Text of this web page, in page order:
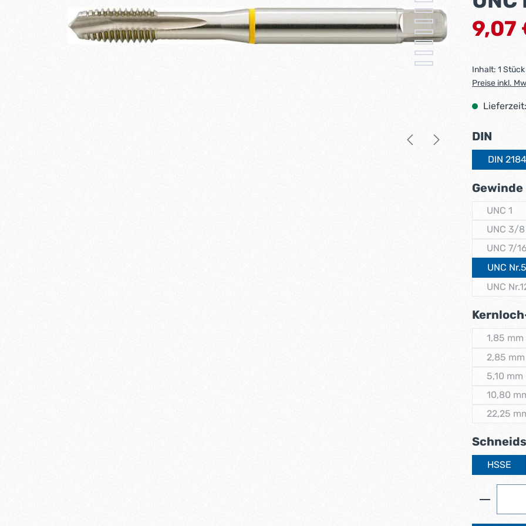
9,07
Inhalt: 1 Stück
Preise inkl.
DIN
DIN
Gewinde
UNC 1
(Diese
UNC 3/8
UNC 7/16
UNC Nr.5
UNC
1,85 mm
2,85 mm
5,10 mm
10,80
22,25
HSSE